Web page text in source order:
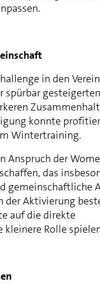
in den
spürbar
konnte
Wintertraining.
der
das
gemeinschaftliche
Aktivierung
auf die direkte
Rolle